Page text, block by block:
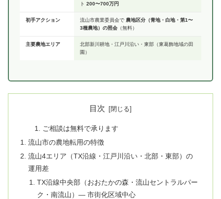
ト 200〜700万円
初手アクション 流山市農業委員会で 農地区分（青地・白地・第1〜
3種農地）の照会 （無料）
主要農地エリア
北部新川耕地・江戸川沿い・東部（東葛飾地域の田
園）
目次
ご相談は無料で承ります
流山市の農地転用の特徴
流山4エリア（TX沿線・江戸川沿い・北部・東部）の
運用差
TX沿線中央部（おおたかの森・流山セントラルパー
ク・南流山）— 市街化区域中心